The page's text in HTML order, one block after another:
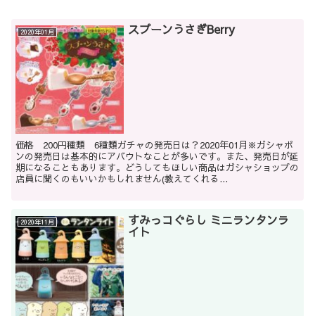
2020年01月 スプーンうさぎBerry
価格 200円種類 6種類ガチャの発売日は？2020年01月※ガシャポ
ンの発売日は基本的にアバウトなことが多いです。また、発売日が延
期になることもあります。どうしてもほしい商品はガシャショップの
店員に聞くのもいいかもしれません(教えてくれる...
2020年11月 すみっコぐらし ミニランタンラ
イト